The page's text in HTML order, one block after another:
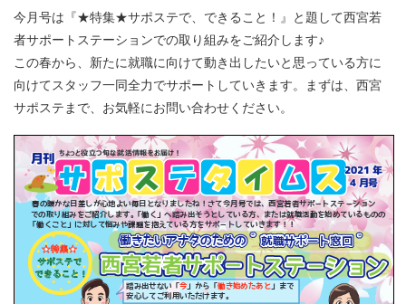
今月号は『★特集★サポステで、できること！』と題して西宮若
者サポートステーションでの取り組みをご紹介します♪
この春から、新たに就職に向けて動き出したいと思っている方に
向けてスタッフ一同全力でサポートしていきます。まずは、西宮
サポステまで、お気軽にお問い合わせください。